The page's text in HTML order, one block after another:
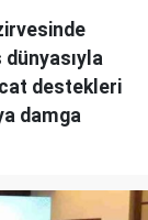
dünyasıyla
destekleri
damga